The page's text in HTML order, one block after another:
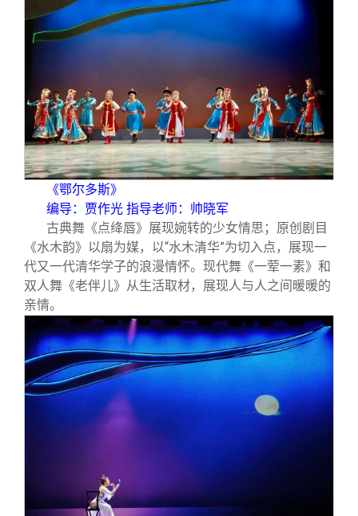
《鄂尔多斯》
编导：贾作光 指导老师：帅晓军
古典舞《点绛唇》展现婉转的少女情思；原创剧目
《水木韵》以扇为媒，以“水木清华”为切入点，展现一
代又一代清华学子的浪漫情怀。现代舞《一荤一素》和
双人舞《老伴儿》从生活取材，展现人与人之间暖暖的
亲情。